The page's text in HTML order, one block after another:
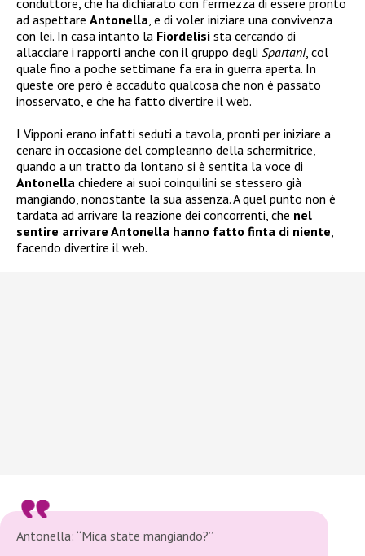
conduttore, che ha dichiarato con fermezza di essere pronto
ad aspettare Antonella, e di voler iniziare una convivenza
con lei. In casa intanto la Fiordelisi sta cercando di
allacciare i rapporti anche con il gruppo degli Spartani, col
quale fino a poche settimane fa era in guerra aperta. In
queste ore però è accaduto qualcosa che non è passato
inosservato, e che ha fatto divertire il web.
I Vipponi erano infatti seduti a tavola, pronti per iniziare a
cenare in occasione del compleanno della schermitrice,
quando a un tratto da lontano si è sentita la voce di
Antonella chiedere ai suoi coinquilini se stessero già
mangiando, nonostante la sua assenza. A quel punto non è
tardata ad arrivare la reazione dei concorrenti, che nel
sentire arrivare Antonella hanno fatto finta di niente,
facendo divertire il web.
Antonella: “Mica state mangiando?”